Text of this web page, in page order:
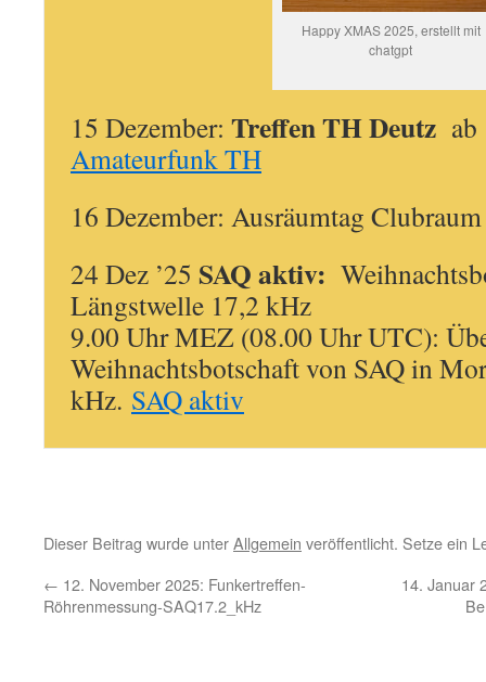
Happy XMAS 2025, erstellt mit
chatgpt
15 Dezember: Treffen TH Deutz
Amateurfunk TH
16 Dezember: Ausräumtag
24 Dez ’25 SAQ aktiv:
Längstwelle 17,2 kHz
9.00 Uhr MEZ (08.00 Uhr UTC):
Weihnachtsbotschaft von SAQ in
kHz. SAQ aktiv
Dieser Beitrag wurde unterAllgemein veröffentlicht. Setze ein
← 12. November 2025: Funkertreffen-
Röhrenmessung-SAQ17.2_kHz
14. Januar